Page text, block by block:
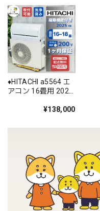
♦️HITACHI a5564 エ
アコン 16畳用 2025
¥138,000